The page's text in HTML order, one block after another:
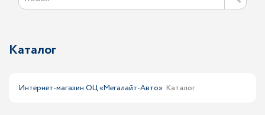
Каталог
Интернет-магазин ОЦ «Мегалайт-Авто» Каталог